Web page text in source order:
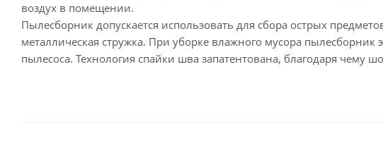
воздух в помещении.
Пылесборник допускается использовать для сбора острых
металлическая стружка. При уборке влажного мусора пылесборник
пылесоса. Технология спайки шва запатентована, благодаря чему